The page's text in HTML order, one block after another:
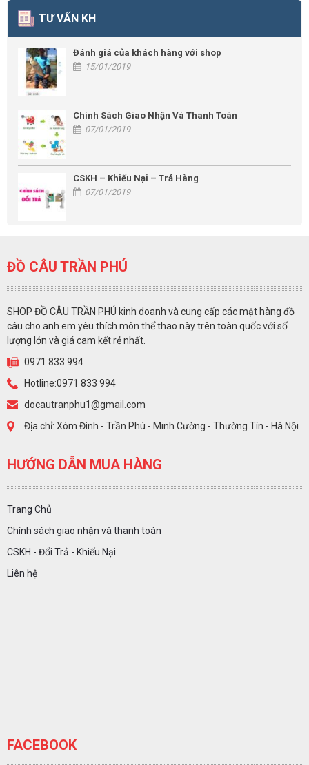
TƯ VẤN KH
Đánh giá của khách hàng với shop
15/01/2019
Chính Sách Giao Nhận Và Thanh Toán
07/01/2019
CSKH – Khiếu Nại – Trả Hàng
07/01/2019
ĐỒ CÂU TRẦN PHÚ
SHOP ĐỒ CÂU TRẦN PHÚ kinh doanh và cung cấp các mặt hàng đồ
câu cho anh em yêu thích môn thể thao này trên toàn quốc với số
lượng lớn và giá cam kết rẻ nhất.
0971 833 994
Hotline:0971 833 994
docautranphu1@gmail.com
Địa chỉ: Xóm Đình - Trần Phú - Minh Cường - Thường Tín - Hà Nội
HƯỚNG DẪN MUA HÀNG
Trang Chủ
Chính sách giao nhận và thanh toán
CSKH - Đổi Trả - Khiếu Nại
Liên hệ
FACEBOOK